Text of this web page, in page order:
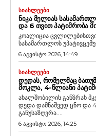
ᲡᲘᲐᲮᲚᲔᲔᲑᲘ
ᲜᲘᲙᲐ ᲛᲔᲚᲘᲐᲡ
ᲓᲐ 6 ᲗᲕᲘᲗ ᲞᲐᲢᲘᲛᲠᲝᲑᲐ
კოალიცია
სასამართლოს
6 აგვისტო 2026, 14:49
ᲡᲘᲐᲮᲚᲔᲔᲑᲘ
ᲓᲔᲓᲐᲡ, ᲠᲝᲛᲔᲚᲛᲐᲪ
ᲛᲝᲙᲚᲐ, 4-ᲬᲚᲘᲐᲜᲘ
ახალშობილის განზრახ
დედა დამნაშვედ ცნო და
განუსაზღვრა....
6 აგვისტო 2026, 14:25